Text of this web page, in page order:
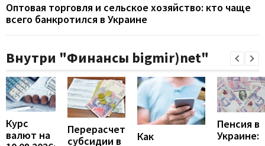
Оптовая торговля и сельское хозяйство: кто чаще
всего банкротился в Украине
Внутри "Финансы bigmir)net"
Курс
валют на
Перерасчет
субсидии в
Как
Пенсия в
Украине: